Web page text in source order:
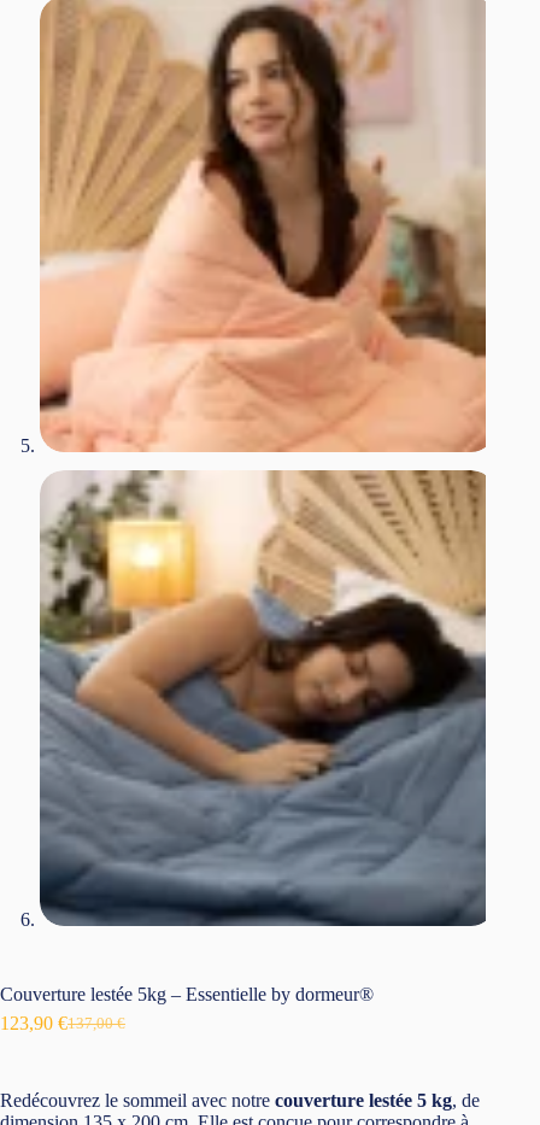
Couverture lestée 5kg – Essentielle by dormeur®
137,00€
Le
était :
137,00 €.
123,90 €Le
est :
123,90 €.
Redécouvrez le sommeil avec notre couverture lestée 5 kg, de